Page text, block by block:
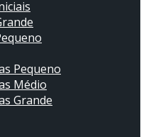
Pequeno
Médio
Grande